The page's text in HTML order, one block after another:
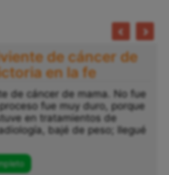
de cáncer de
en la fe
de cáncer de mama. No fue
fue muy duro, porque
en tratamientos de
bajé de peso; llegué